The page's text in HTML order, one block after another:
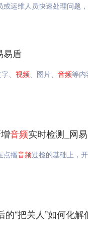
运维人员快速处理问题
易盾
、 视频、图片、 音频等内
音频实时检测_网
点播音频过检的基础上，
的“把关人”如何化